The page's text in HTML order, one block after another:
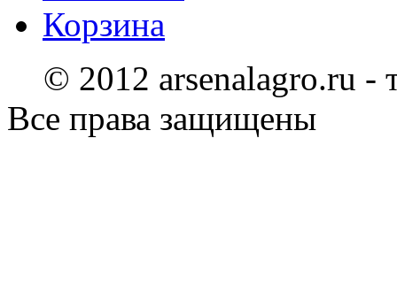
Корзина
© 2012 arsenalagro.ru -
Все права защищены